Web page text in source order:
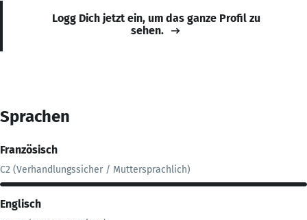
Logg Dich jetzt ein, um das ganze Profil zu
sehen.
Sprachen
Französisch
C2 (Verhandlungssicher / Muttersprachlich)
Englisch